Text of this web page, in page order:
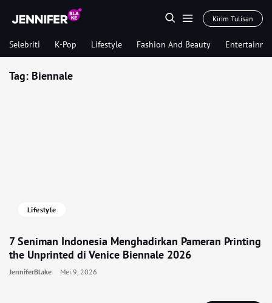
Kirim Tulisan
Selebriti K-Pop Lifestyle Fashion And Beauty
Tag: Biennale
Lifestyle
7 Seniman Indonesia Menghadirkan Pameran Printing
the Unprinted di Venice Biennale 2026
JenniferBlake Mei 9, 2026